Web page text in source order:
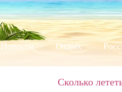
Новости Отдых
Сколько